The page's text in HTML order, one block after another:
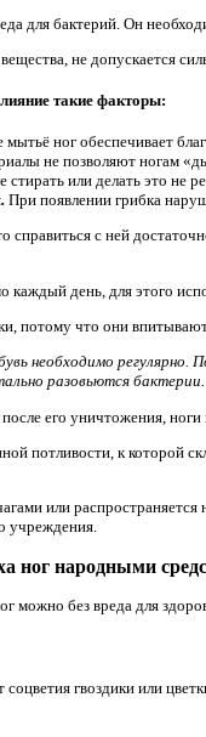
для бактерий. Он
не допускается
такие факторы:
мытьё ног обеспечивает
не позволяют ногам
стирать или делать это не
При появлении грибка
справиться с ней
каждый день, для этого
потому что они
необходимо регулярно.
разовьются бактерии.
его уничтожения,
потливости, к
или
учреждения.
ног народными
можно без вреда для
гвоздики или